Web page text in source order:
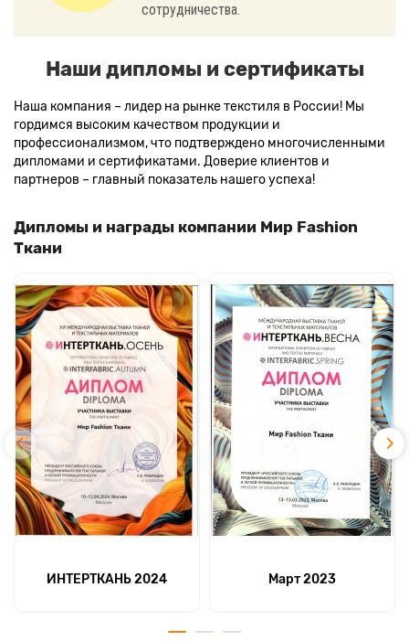
сотрудничества.
Наши дипломы и сертификаты
Наша компания – лидер на рынке текстиля в России! Мы
гордимся высоким качеством продукции и
профессионализмом, что подтверждено многочисленными
дипломами и сертификатами. Доверие клиентов и
партнеров – главный показатель нашего успеха!
Дипломы и награды компании Мир Fashion
Ткани
ИНТЕРТКАНЬ 2024 Март 2023